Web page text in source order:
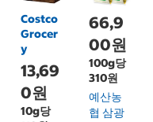
Costco
Grocer
y
13,69
0원
10g당
66,9
00원
100g당
310원
예산농
협 삼광